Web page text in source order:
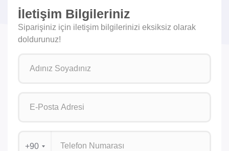
İletişim Bilgileriniz
Siparişiniz için iletişim bilgilerinizi eksiksiz olarak
doldurunuz!
+90